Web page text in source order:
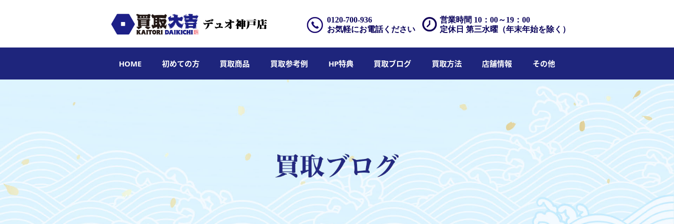
営業時間 10：00～19：00
定休日 第三水曜（年末年始を除く）
0120-700-936
お気軽にお電話ください
HOME 初めての方 買取商品 買取参考例 HP特典 買取ブログ 買取方法 店舗情報 その他